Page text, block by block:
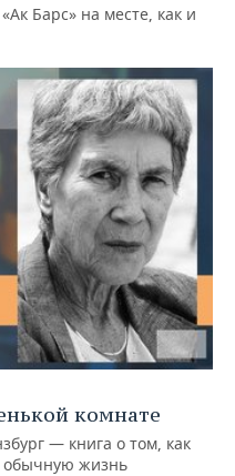
Барс» на месте, как и
комнате
— книга о том, как
обычную жизнь